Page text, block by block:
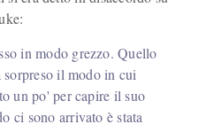
in modo grezzo. Quello
il modo in cui
un po' per capire il suo
ci sono arrivato è stata